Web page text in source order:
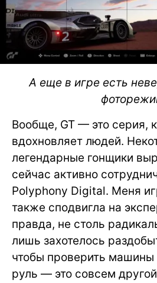
А еще в игре есть
Вообще, GT — это серия,
вдохновляет людей.
легендарные гонщики
сейчас активно
Polyphony Digital. Меня
также сподвигла на
правда, не столь
лишь захотелось
чтобы проверить машины
руль — это совсем